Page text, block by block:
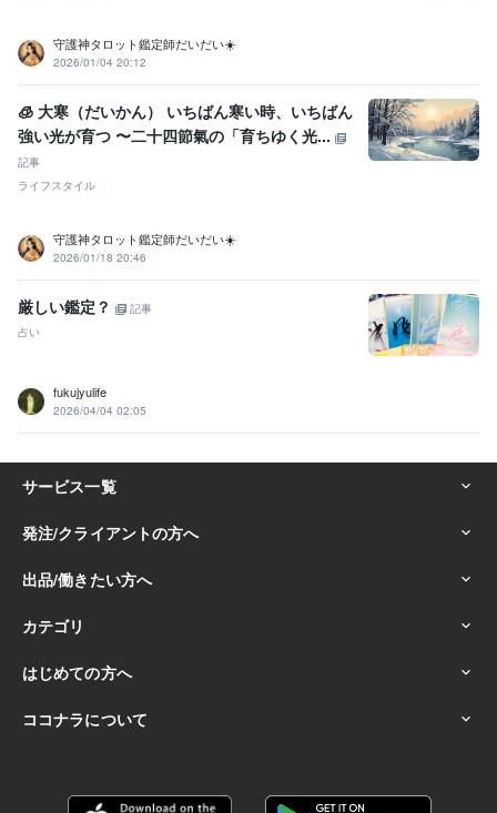
得意分野
悩み相談・カウンセリング 悩み相談/愚痴聞き/LGBTQ相談
恋愛 相談 悩み
ビジネス代行・事務代行 書類作成/データ入力/データ整理
守護神タロット鑑定師だいだい☀️
2026/01/04 20:12
🧊 大寒（だいかん） いちばん寒い時、いちばん
強い光が育つ 〜二十四節氣の「育ちゆく光...
記事
ライフスタイル
守護神タロット鑑定師だいだい☀️
2026/01/18 20:46
厳しい鑑定？
記事
占い
fukujyulife
2026/04/04 02:05